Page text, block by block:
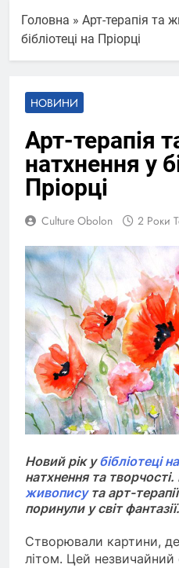
Головна » Арт-терапія та
бібліотеці на Пріорці
НОВИНИ
Арт-терапія
натхнення у
Пріорці
Culture Obolon 2 Роки
Новий рік убібліотеці
натхнення та
живописута арт-
поринули у світ фантазії.
Створювали картини,
літом. Цей незвичайний